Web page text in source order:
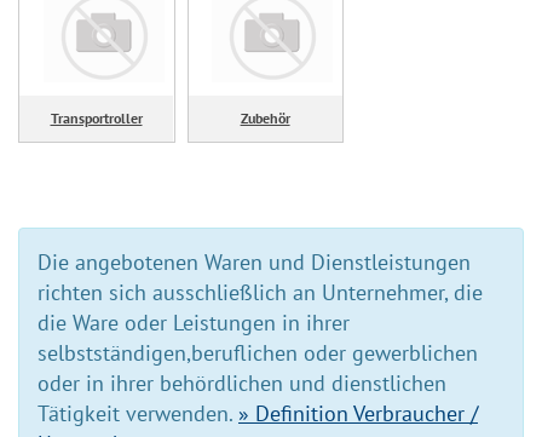
Transportroller Zubehör
Die angebotenen Waren und Dienstleistungen
richten sich ausschließlich an Unternehmer, die
die Ware oder Leistungen in ihrer
selbstständigen,beruflichen oder gewerblichen
oder in ihrer behördlichen und dienstlichen
Tätigkeit verwenden. » Definition Verbraucher /